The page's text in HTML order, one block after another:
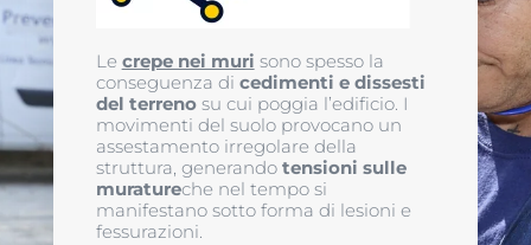
Le crepe nei muri sono spesso la
conseguenza di cedimenti e dissesti
del terrenosu cui poggia l’edificio. I
movimenti del suolo provocano un
assestamento irregolare della
struttura, generando tensioni sulle
muratureche nel tempo si
manifestano sotto forma di lesioni e
fessurazioni.